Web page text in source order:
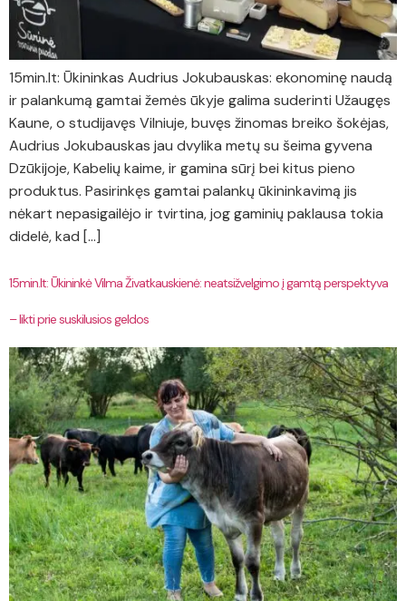
15min.lt: Ūkininkas Audrius Jokubauskas: ekonominę naudą
ir palankumą gamtai žemės ūkyje galima suderinti Užaugęs
Kaune, o studijavęs Vilniuje, buvęs žinomas breiko šokėjas,
Audrius Jokubauskas jau dvylika metų su šeima gyvena
Dzūkijoje, Kabelių kaime, ir gamina sūrį bei kitus pieno
produktus. Pasirinkęs gamtai palankų ūkininkavimą jis
nėkart nepasigailėjo ir tvirtina, jog gaminių paklausa tokia
didelė, kad […]
15min.lt: Ūkininkė Vilma Živatkauskienė: neatsižvelgimo į gamtą perspektyva
– likti prie suskilusios geldos